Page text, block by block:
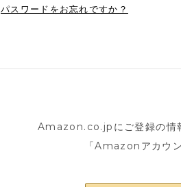
パスワードをお忘れですか？
Amazon.co.jpにご登録の情
「Amazonアカウ